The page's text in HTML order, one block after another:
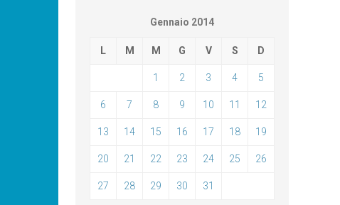
Gennaio 2014
L M M G V S D
1 2 3 4 5
6 7 8 9 10 11 12
13 14 15 16 17 18 19
20 21 22 23 24 25 26
27 28 29 30 31